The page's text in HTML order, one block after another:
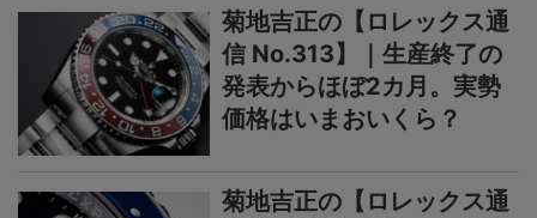
菊地吉正の【ロレックス通
信 No.313】｜生産終了の
発表からほぼ2カ月。実勢
価格はいまおいくら？
菊地吉正の【ロレックス通